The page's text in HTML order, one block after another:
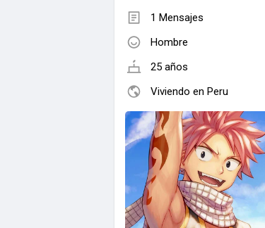
1 Mensajes
Hombre
25 años
Viviendo en Peru